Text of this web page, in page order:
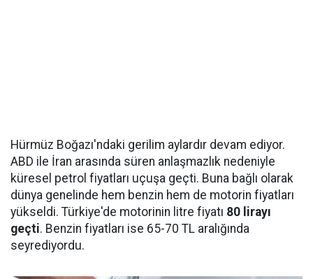
Hürmüz Boğazı'ndaki gerilim aylardır devam ediyor.
ABD ile İran arasında süren anlaşmazlık nedeniyle
küresel petrol fiyatları uçuşa geçti. Buna bağlı olarak
dünya genelinde hem benzin hem de motorin fiyatları
yükseldi. Türkiye'de motorinin litre fiyatı 80 lirayı
geçti. Benzin fiyatları ise 65-70 TL aralığında
seyrediyordu.